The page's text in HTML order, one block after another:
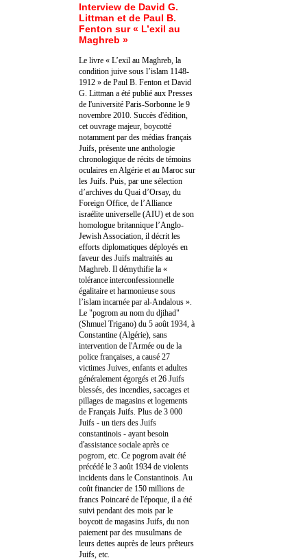
Interview de David G.
Littman et de Paul B.
Fenton sur « L’exil au
Maghreb »
Le livre « L’exil au Maghreb, la
condition juive sous l’islam 1148-
1912 » de Paul B. Fenton et David
G. Littman a été publié aux Presses
de l'université Paris-Sorbonne le 9
novembre 2010. Succès d'édition,
cet ouvrage majeur, boycotté
notamment par des médias français
Juifs, présente une anthologie
chronologique de récits de témoins
oculaires en Algérie et au Maroc sur
les Juifs. Puis, par une sélection
d’archives du Quai d’Orsay, du
Foreign Office, de l’Alliance
israélite universelle (AIU) et de son
homologue britannique l’Anglo-
Jewish Association, il décrit les
efforts diplomatiques déployés en
faveur des Juifs maltraités au
Maghreb. Il démythifie la «
tolérance interconfessionnelle
égalitaire et harmonieuse sous
l’islam incarnée par al-Andalous ».
Le "pogrom au nom du djihad"
(Shmuel Trigano) du 5 août 1934, à
Constantine (Algérie), sans
intervention de l'Armée ou de la
police françaises, a causé 27
victimes Juives, enfants et adultes
généralement égorgés et 26 Juifs
blessés, des incendies, saccages et
pillages de magasins et logements
de Français Juifs. Plus de 3 000
Juifs - un tiers des Juifs
constantinois - ayant besoin
d'assistance sociale après ce
pogrom, etc. Ce pogrom avait été
précédé le 3 août 1934 de violents
incidents dans le Constantinois. Au
coût financier de 150 millions de
francs Poincaré de l'époque, il a été
suivi pendant des mois par le
boycott de magasins Juifs, du non
paiement par des musulmans de
leurs dettes auprès de leurs prêteurs
Juifs, etc.